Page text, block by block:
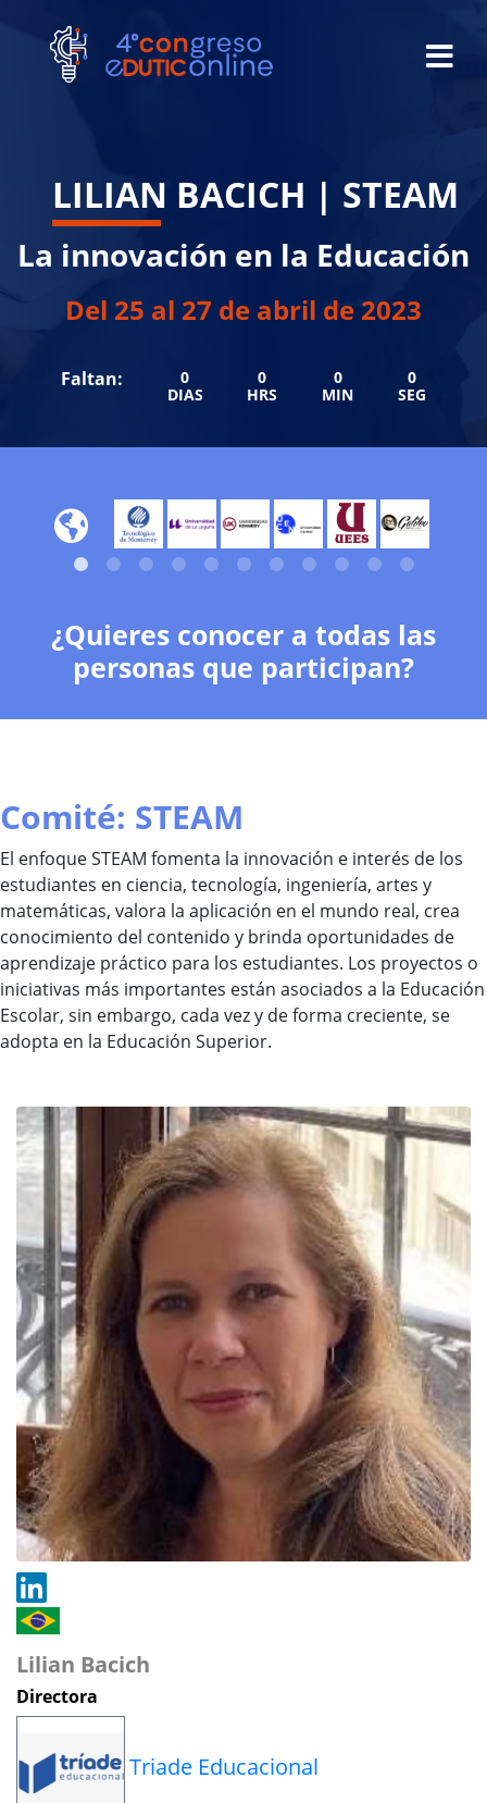
LILIAN BACICH | STEAM
La innovación en la Educación
Del 25 al 27 de abril de 2023
Faltan:
0
DIAS
0
HRS
0
MIN
0
SEG
¿Quieres conocer a todas las
personas que participan?
Comité: STEAM
El enfoque STEAM fomenta la innovación e interés de los
estudiantes en ciencia, tecnología, ingeniería, artes y
matemáticas, valora la aplicación en el mundo real, crea
conocimiento del contenido y brinda oportunidades de
aprendizaje práctico para los estudiantes. Los proyectos o
iniciativas más importantes están asociados a la Educación
Escolar, sin embargo, cada vez y de forma creciente, se
adopta en la Educación Superior.
Lilian Bacich
Directora
Triade Educacional